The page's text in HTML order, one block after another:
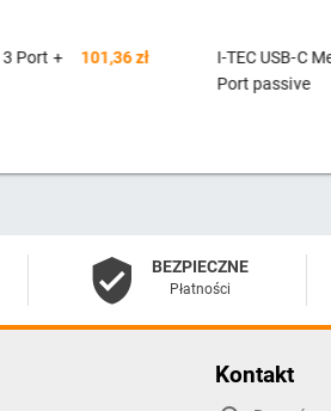
HUB 4
58,87 zł
USB-C Metal
USB 3.0 4x
BEZPIECZNE
Płatności
Kontakt